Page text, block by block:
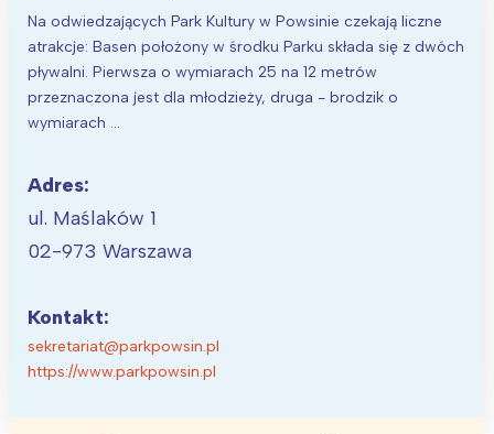
Na odwiedzających Park Kultury w Powsinie czekają liczne
atrakcje: Basen położony w środku Parku składa się z dwóch
pływalni. Pierwsza o wymiarach 25 na 12 metrów
przeznaczona jest dla młodzieży, druga - brodzik o
wymiarach …
Adres:
ul. Maślaków 1
02-973 Warszawa
Kontakt:
sekretariat@parkpowsin.pl
https://www.parkpowsin.pl